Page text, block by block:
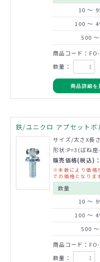
10 ～
100 ～
500 ～
商品コード：
数量：
商品詳細を
鉄/ユニクロ アプセットボ
サイズ/太さX長
形状:P=3(ばね
販売価格(税込)
※本数により価格
での価格となりま
数量
10 ～
100 ～
500 ～
商品コード：
数量：